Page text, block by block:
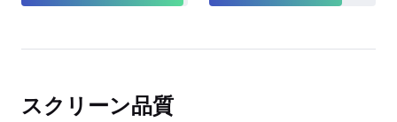
スクリーン品質